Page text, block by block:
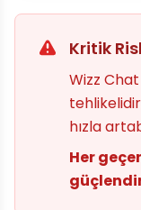
Kritik
Wizz
hızla
Her